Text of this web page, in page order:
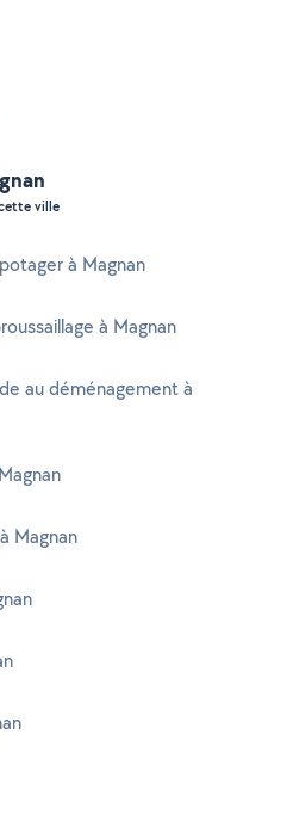
ville
à Magnan
à Magnan
au déménagement à
Magnan